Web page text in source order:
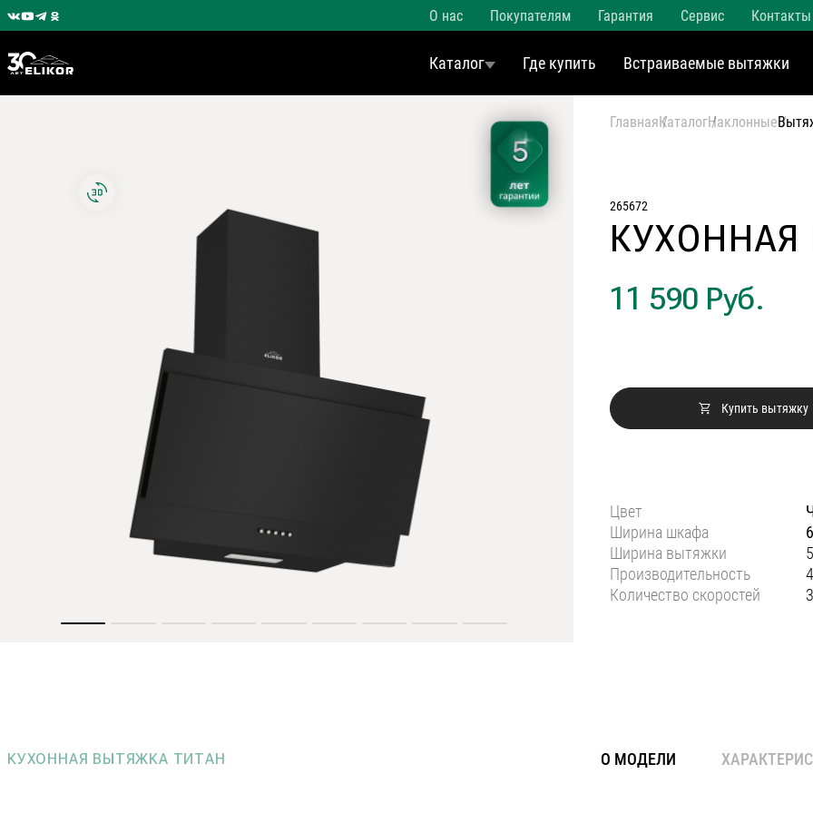
О нас Покупателям Гарантия Сервис Контакты
Каталог Где купить Встраиваемые вытяжки
ГлавнаяКаталогНаклонные
265672
11 590 Руб.
Купить вытяжку
Цвет
Ширина шкафа
Ширина вытяжки
Производительность
Количество скоростей
3
КУХОННАЯ ВЫТЯЖКА ТИТАН О МОДЕЛИ